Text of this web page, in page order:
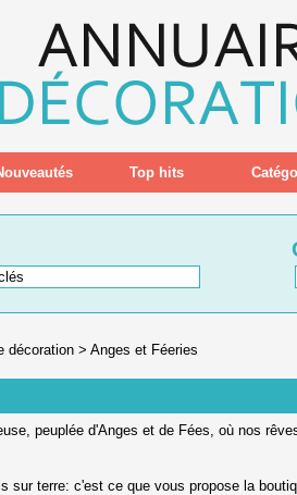
Top hits
décoration > Anges et Féeries
peuplée d'Anges et de Fées, où nos
sur terre: c'est ce que vous propose la